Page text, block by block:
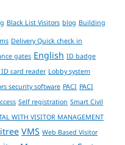
Black List Visitorsblog Building
Delivery Quick check in
gatesEnglishID badge
card readerLobby system
security softwarePACIPACI
Self registrationSmart Civil
WITH VISITOR MANAGEMENT
VMSWeb Based Visitor